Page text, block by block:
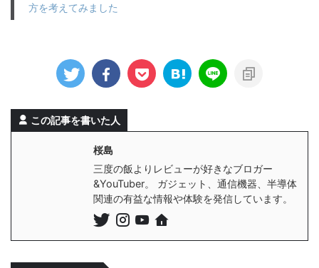
方を考えてみました
この記事を書いた人
桜島
三度の飯よりレビューが好きなブロガー
&YouTuber。 ガジェット、通信機器、半導体
関連の有益な情報や体験を発信しています。